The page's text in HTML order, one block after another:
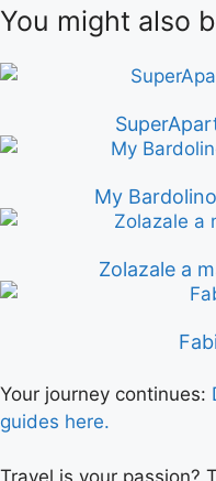
You might also
My
Zolazale a
Your journey continues:
guides here.